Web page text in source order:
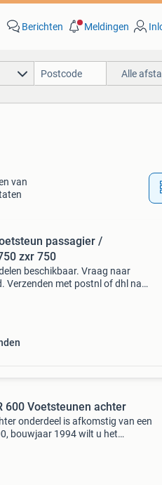
Berichten Meldingen
Alle
van
passagier /
zxr 750
beschikbaar. Vraag naar
Verzenden met postnl of dhl naar
600 Voetsteunen achter
onderdeel is afkomstig van een
bouwjaar 1994 wilt u het